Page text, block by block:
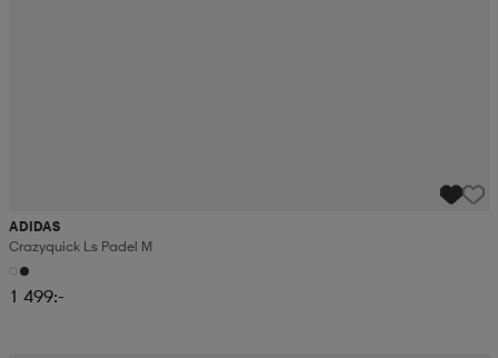
ADIDAS
Crazyquick Ls Padel M
1 499:-